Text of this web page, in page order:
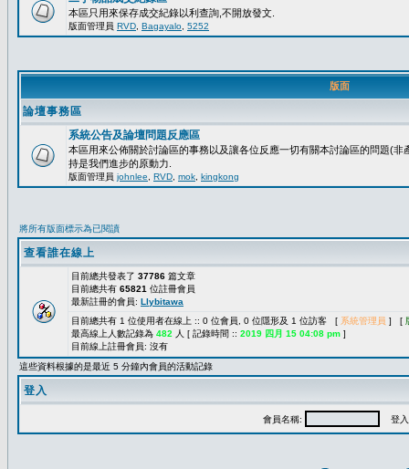
本區只用來保存成交紀錄以利查詢,不開放發文.
版面管理員 RVD Bagayalo 5252
版面
論壇事務區
系統公告及論壇問題反應區
本區用來公佈關於討論區的事務以及讓各位反應一切有關本討論區的問題(
持是我們進步的原動力.
版面管理員 johnlee RVD mok kingkong
將所有版面標示為已閱讀
查看誰在線上
目前總共發表了 37786 篇文章
目前總共有 65821 位註冊會員
最新註冊的會員: Llybitawa
目前總共有 1 位使用者在線上 :: 0 位會員, 0 位隱形及 1 位訪客 [ 系統管理員 ] [
最高線上人數記錄為 482 人 [ 記錄時間 :: 2019 四月 15 04:08 pm ]
目前線上註冊會員: 沒有
這些資料根據的是最近 5 分鐘內會員的活動記錄
登入
會員名稱: 登入